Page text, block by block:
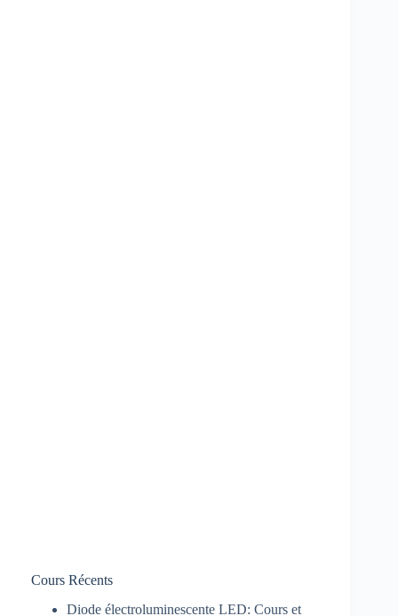
Cours Récents
Diode électroluminescente LED: Cours et